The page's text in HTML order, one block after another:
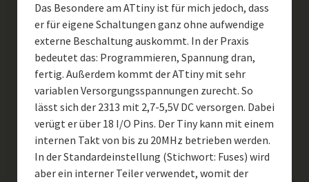
Das Besondere am ATtiny ist für mich jedoch, dass
er für eigene Schaltungen ganz ohne aufwendige
externe Beschaltung auskommt. In der Praxis
bedeutet das: Programmieren, Spannung dran,
fertig. Außerdem kommt der ATtiny mit sehr
variablen Versorgungsspannungen zurecht. So
lässt sich der 2313 mit 2,7-5,5V DC versorgen. Dabei
verügt er über 18 I/O Pins. Der Tiny kann mit einem
internen Takt von bis zu 20MHz betrieben werden.
In der Standardeinstellung (Stichwort: Fuses) wird
aber ein interner Teiler verwendet, womit der